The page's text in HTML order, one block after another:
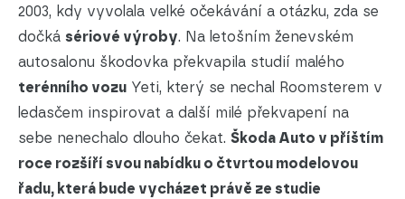
2003, kdy vyvolala velké očekávání a otázku, zda se
dočká sériové výroby. Na letošním ženevském
autosalonu škodovka překvapila studií malého
terénního vozu Yeti, který se nechal Roomsterem v
ledasčem inspirovat a další milé překvapení na
sebe nenechalo dlouho čekat. Škoda Auto v příštím
roce rozšíří svou nabídku o čtvrtou modelovou
řadu, která bude vycházet právě ze studie